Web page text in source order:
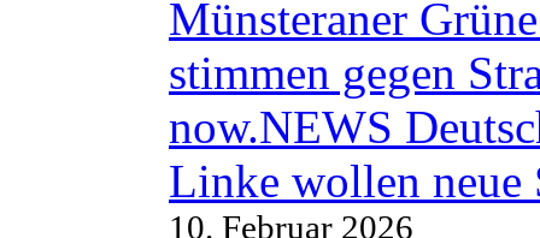
Münsteraner
stimmen gegen
now.NEWS
Linke wollen neue
10. Februar 2026